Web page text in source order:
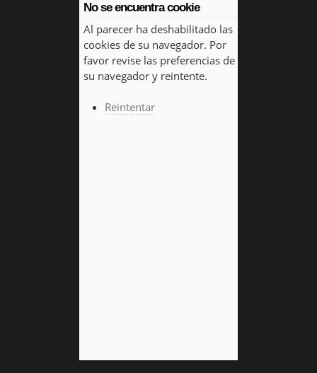
No se encuentra cookie
Al parecer ha deshabilitado las
cookies de su navegador. Por
favor revise las preferencias de
su navegador y reintente.
Reintentar